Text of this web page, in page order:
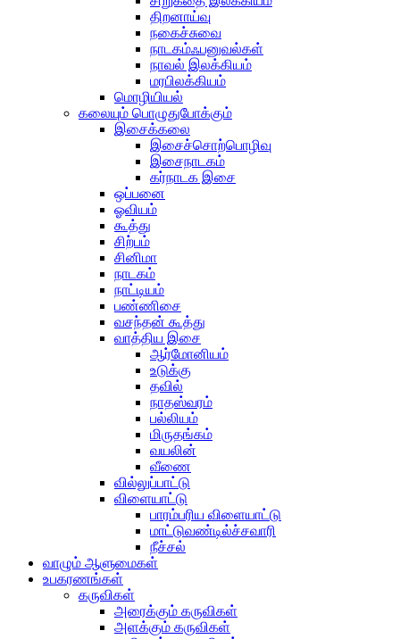
திறனாய்வு
நகைச்சுவை
நாடகம்ஃபனுவல்கள்
நாவல் இலக்கியம்
மரபிலக்கியம்
மொழியியல்
கலையும் பொழுதுபோக்கும்
இசைக்கலை
இசைச்சொற்பொழிவு
இசைநாடகம்
கர்நாடக இசை
ஒப்பனை
ஓவியம்
கூத்து
சிற்பம்
சினிமா
நாடகம்
நாட்டியம்
பண்ணிசை
வசந்தன் கூத்து
வாத்திய இசை
ஆர்மோனியம்
உடுக்கு
தவில்
நாதஸ்வரம்
பல்லியம்
மிருதங்கம்
வயலின்
வீணை
வில்லுப்பாட்டு
விளையாட்டு
பாரம்பரிய விளையாட்டு
மாட்டுவண்டில்ச்சவாரி
நீச்சல்
வாழும் ஆளுமைகள்
உபகரணங்கள்
கருவிகள்
அரைக்கும் கருவிகள்
அளக்கும் கருவிகள்